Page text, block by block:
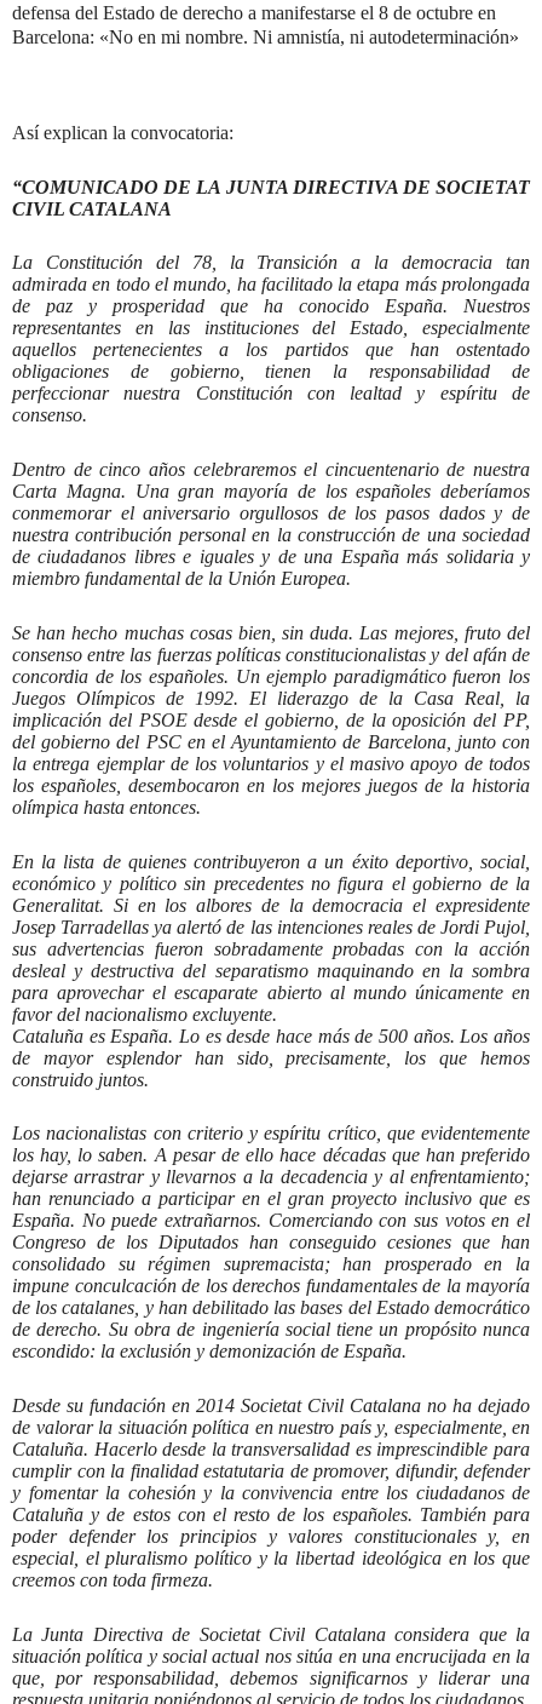
defensa del Estado de derecho a manifestarse el 8 de octubre en
Barcelona: «No en mi nombre. Ni amnistía, ni autodeterminación»
Así explican la convocatoria:
“COMUNICADO DE LA JUNTA DIRECTIVA DE SOCIETAT
CIVIL CATALANA
La Constitución del 78, la Transición a la democracia tan
admirada en todo el mundo, ha facilitado la etapa más prolongada
de paz y prosperidad que ha conocido España. Nuestros
representantes en las instituciones del Estado, especialmente
aquellos pertenecientes a los partidos que han ostentado
obligaciones de gobierno, tienen la responsabilidad de
perfeccionar nuestra Constitución con lealtad y espíritu de
consenso.
Dentro de cinco años celebraremos el cincuentenario de nuestra
Carta Magna. Una gran mayoría de los españoles deberíamos
conmemorar el aniversario orgullosos de los pasos dados y de
nuestra contribución personal en la construcción de una sociedad
de ciudadanos libres e iguales y de una España más solidaria y
miembro fundamental de la Unión Europea.
Se han hecho muchas cosas bien, sin duda. Las mejores, fruto del
consenso entre las fuerzas políticas constitucionalistas y del afán de
concordia de los españoles. Un ejemplo paradigmático fueron los
Juegos Olímpicos de 1992. El liderazgo de la Casa Real, la
implicación del PSOE desde el gobierno, de la oposición del PP,
del gobierno del PSC en el Ayuntamiento de Barcelona, junto con
la entrega ejemplar de los voluntarios y el masivo apoyo de todos
los españoles, desembocaron en los mejores juegos de la historia
olímpica hasta entonces.
En la lista de quienes contribuyeron a un éxito deportivo, social,
económico y político sin precedentes no figura el gobierno de la
Generalitat. Si en los albores de la democracia el expresidente
Josep Tarradellas ya alertó de las intenciones reales de Jordi Pujol,
sus advertencias fueron sobradamente probadas con la acción
desleal y destructiva del separatismo maquinando en la sombra
para aprovechar el escaparate abierto al mundo únicamente en
favor del nacionalismo excluyente.
Cataluña es España. Lo es desde hace más de 500 años. Los años
de mayor esplendor han sido, precisamente, los que hemos
construido juntos.
Los nacionalistas con criterio y espíritu crítico, que evidentemente
los hay, lo saben. A pesar de ello hace décadas que han preferido
dejarse arrastrar y llevarnos a la decadencia y al enfrentamiento;
han renunciado a participar en el gran proyecto inclusivo que es
España. No puede extrañarnos. Comerciando con sus votos en el
Congreso de los Diputados han conseguido cesiones que han
consolidado su régimen supremacista; han prosperado en la
impune conculcación de los derechos fundamentales de la mayoría
de los catalanes, y han debilitado las bases del Estado democrático
de derecho. Su obra de ingeniería social tiene un propósito nunca
escondido: la exclusión y demonización de España.
Desde su fundación en 2014 Societat Civil Catalana no ha dejado
de valorar la situación política en nuestro país y, especialmente, en
Cataluña. Hacerlo desde la transversalidad es imprescindible para
cumplir con la finalidad estatutaria de promover, difundir, defender
y fomentar la cohesión y la convivencia entre los ciudadanos de
Cataluña y de estos con el resto de los españoles. También para
poder defender los principios y valores constitucionales y, en
especial, el pluralismo político y la libertad ideológica en los que
creemos con toda firmeza.
La Junta Directiva de Societat Civil Catalana considera que la
situación política y social actual nos sitúa en una encrucijada en la
que, por responsabilidad, debemos significarnos y liderar una
respuesta unitaria poniéndonos al servicio de todos los ciudadanos.